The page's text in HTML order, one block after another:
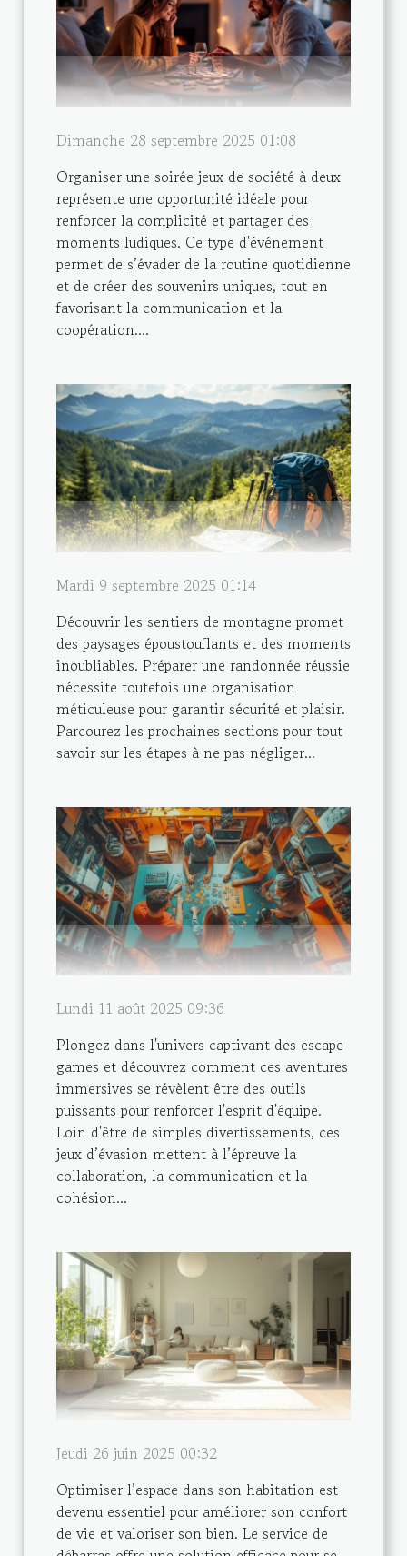
Dimanche 28 septembre 2025 01:08
Organiser une soirée jeux de société à deux
représente une opportunité idéale pour
renforcer la complicité et partager des
moments ludiques. Ce type d'événement
permet de s’évader de la routine quotidienne
et de créer des souvenirs uniques, tout en
favorisant la communication et la
coopération....
Mardi 9 septembre 2025 01:14
Découvrir les sentiers de montagne promet
des paysages époustouflants et des moments
inoubliables. Préparer une randonnée réussie
nécessite toutefois une organisation
méticuleuse pour garantir sécurité et plaisir.
Parcourez les prochaines sections pour tout
savoir sur les étapes à ne pas négliger...
Lundi 11 août 2025 09:36
Plongez dans l'univers captivant des escape
games et découvrez comment ces aventures
immersives se révèlent être des outils
puissants pour renforcer l'esprit d'équipe.
Loin d'être de simples divertissements, ces
jeux d’évasion mettent à l’épreuve la
collaboration, la communication et la
cohésion...
Jeudi 26 juin 2025 00:32
Optimiser l’espace dans son habitation est
devenu essentiel pour améliorer son confort
de vie et valoriser son bien. Le service de